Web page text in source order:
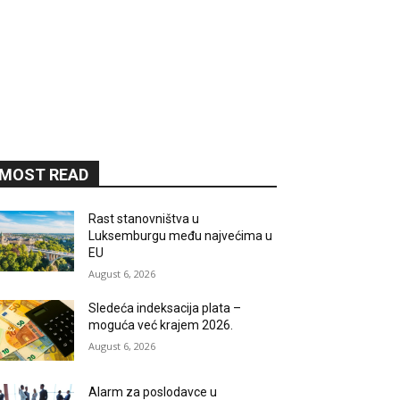
READ
Rast stanovništva u
Luksemburgu među najvećima u
EU
August 6, 2026
Sledeća indeksacija plata –
moguća već krajem 2026.
August 6, 2026
Alarm za poslodavce u